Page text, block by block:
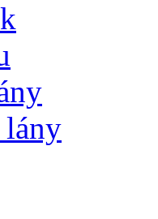
lány